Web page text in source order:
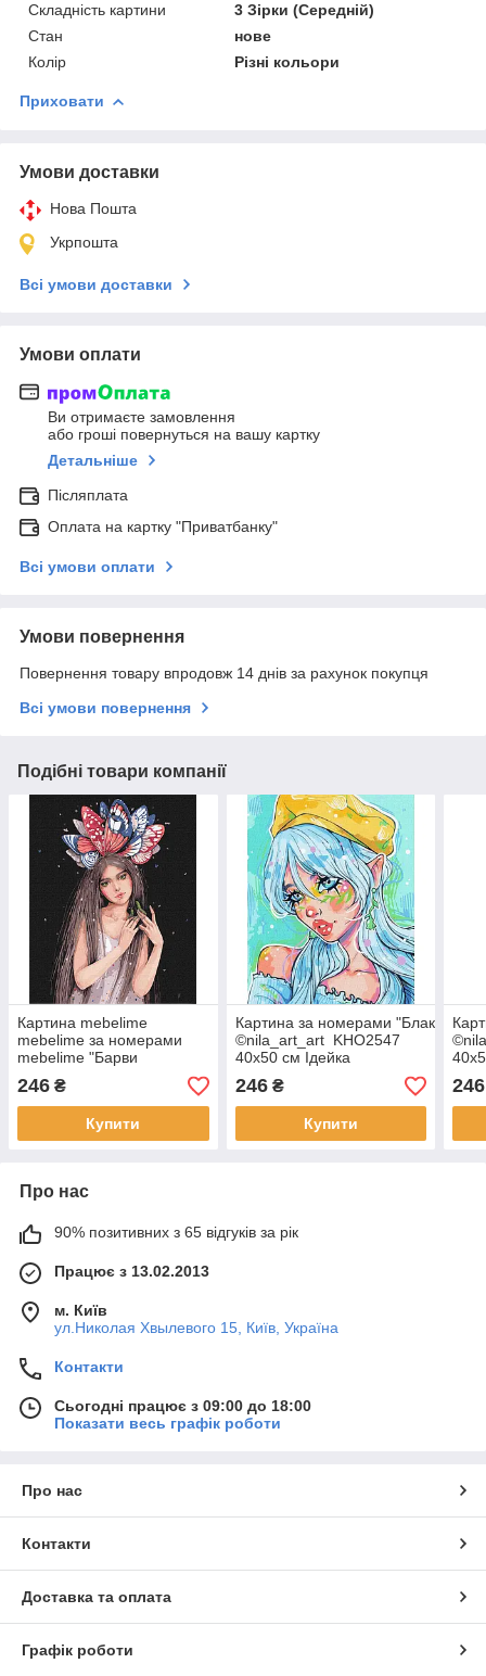
Складність картини
3 Зірки (Середній)
Стан
нове
Колір
Різні кольори
Приховати
Умови доставки
Нова Пошта
Укрпошта
Всі умови доставки
Умови оплати
Ви отримаєте замовлення
або гроші повернуться на вашу картку
Детальніше
Післяплата
Оплата на картку "Приватбанку"
Всі умови оплати
Умови повернення
Повернення товару впродовж 14 днів за рахунок покупця
Всі умови повернення
Подібні товари компанії
Картина mebelime
mebelime за номерами
mebelime "Барви
©lesya_nedzelska_art
Ідейка KHO4996 40х50 см
246 ₴
Купити
Картина за номерами
©nila_art_art KHO2547
40х50 см Ідейка
246₴
Купити
246
Про нас
90% позитивних з 65 відгуків за рік
Працює з 13.02.2013
м. Київ
ул.Николая Хвылевого 15, Київ, Україна
Контакти
Сьогодні працює з 09:00 до 18:00
Показати весь графік роботи
Про нас
Контакти
Доставка та оплата
Графік роботи